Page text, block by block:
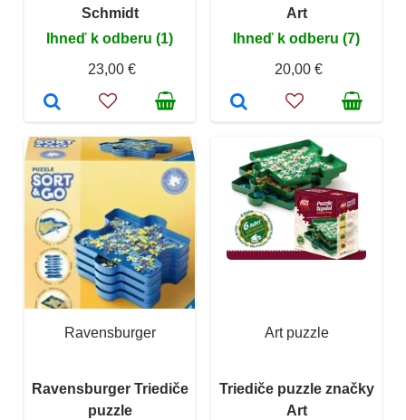
Schmidt
Ihneď k odberu (1)
23,00 €
Art
Ihneď k odberu (7)
20,00 €
Ravensburger
Ravensburger Triediče
puzzle
Art puzzle
Triediče puzzle značky
Art